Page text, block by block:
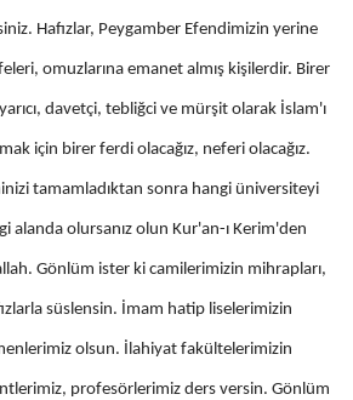
Hafızlar, Peygamber Efendimizin yerine
omuzlarına emanet almış kişilerdir. Birer
davetçi, tebliğci ve mürşit olarak İslam'ı
için birer ferdi olacağız, neferi olacağız.
tamamladıktan sonra hangi üniversiteyi
alanda olursanız olun Kur'an-ı Kerim'den
Gönlüm ister ki camilerimizin mihrapları,
süslensin. İmam hatip liselerimizin
olsun. İlahiyat fakültelerimizin
profesörlerimiz ders versin. Gönlüm